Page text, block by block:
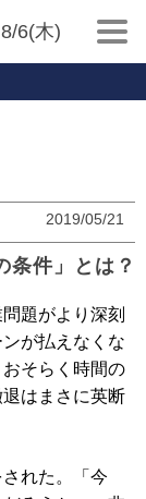
8/6(木)
2019/05/21
条件」とは？
題がより深刻
が払えなくな
そらく時間の
はまさに英断
れた。「今